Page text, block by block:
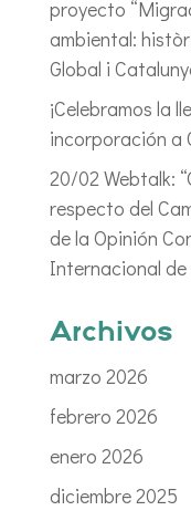
proyecto
ambiental:
Global i
¡Celebramos la
incorporación a
20/02 Webtalk:
respecto del
de la Opinión
Internacional de
Archivos
marzo 2026
febrero 2026
enero 2026
diciembre 2025